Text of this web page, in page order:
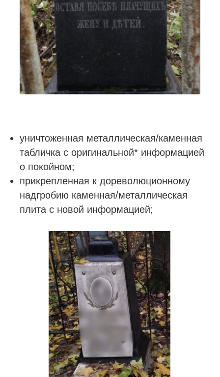
уничтоженная металлическая/каменная
табличка с оригинальной* информацией
о покойном;
прикрепленная к дореволюционному
надгробию каменная/металлическая
плита с новой информацией;